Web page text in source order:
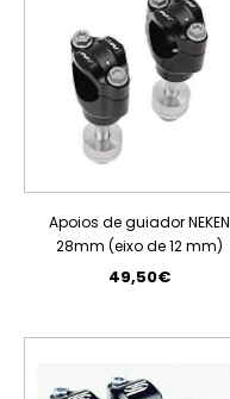
Apoios de guiador NEKEN
28mm (eixo de 12 mm)
49,50€